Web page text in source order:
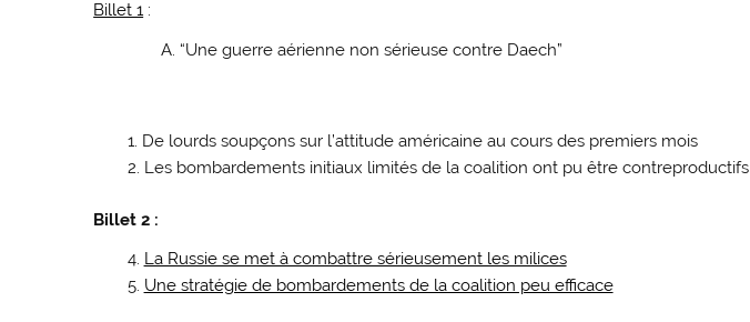
Billet 1 :
“Une guerre aérienne non sérieuse contre Daech”
De lourds soupçons sur l’attitude américaine au cours des premiers mois
Les bombardements initiaux limités de la coalition ont pu être contreproductifs
Billet 2 :
La Russie se met à combattre sérieusement les milices
Une stratégie de bombardements de la coalition peu efficace